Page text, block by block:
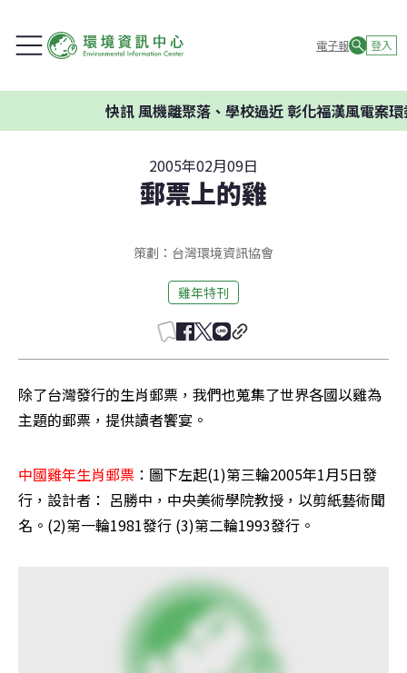
電子報 登入
風機離聚落、學校過近 彰化福漢風電案環委建議
2005年02月09日
郵票上的雞
策劃：台灣環境資訊協會
雞年特刊
除了台灣發行的生肖郵票，我們也蒐集了世界各國以雞為
主題的郵票，提供讀者饗宴。
中國雞年生肖郵票 ：圖下左起(1)第三輪2005年1月5日發
行，設計者： 呂勝中，中央美術學院教授，以剪紙藝術聞
名。(2)第一輪1981發行 (3)第二輪1993發行。